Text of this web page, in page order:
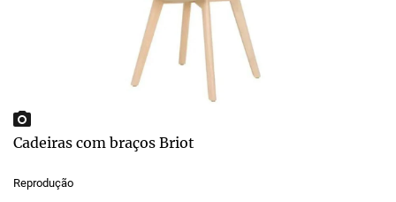
Cadeiras com braços Briot
Reprodução